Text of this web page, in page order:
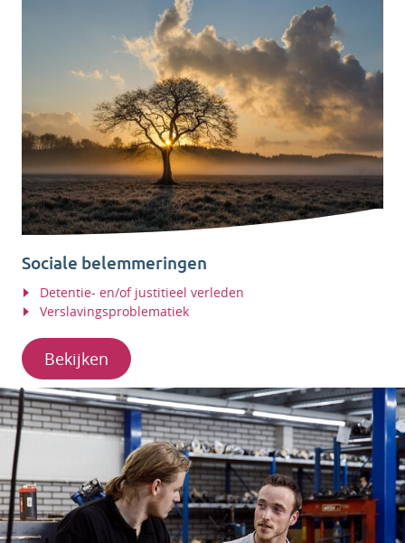
Sociale belemmeringen
Detentie- en/of justitieel verleden
Verslavingsproblematiek
Bekijken